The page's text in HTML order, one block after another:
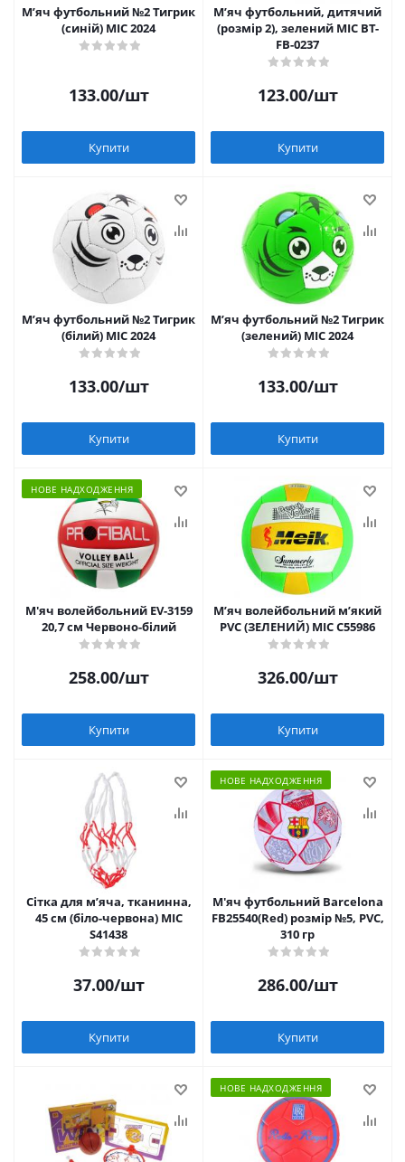
Мʼяч футбольний №2 Тигрик
(синій) MIC 2024
133.00/шт
Купити
Мʼяч футбольний, дитячий
(розмір 2), зелений MIC BT-
FB-0237
123.00/шт
Купити
Мʼяч футбольний №2 Тигрик
(білий) MIC 2024
133.00/шт
Купити
Мʼяч футбольний №2 Тигрик
(зелений) MIC 2024
133.00/шт
Купити
НОВЕ НАДХОДЖЕННЯ
М'яч волейбольний EV-3159
20,7 см Червоно-білий
258.00/шт
Купити
Мʼяч волейбольний мʼякий
PVC (ЗЕЛЕНИЙ) MIC C55986
326.00/шт
Купити
Сітка для мʼяча, тканинна,
45 см (біло-червона) MIC
S41438
37.00/шт
Купити
НОВЕ НАДХОДЖЕННЯ
М'яч футбольний Barcelona
FB25540(Red) розмір №5, PVC,
310 гр
286.00/шт
Купити
НОВЕ НАДХОДЖЕННЯ